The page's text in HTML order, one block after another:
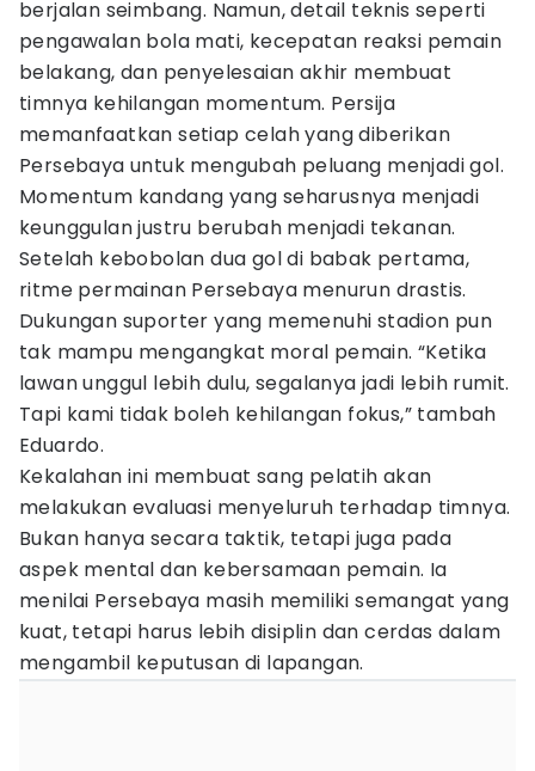
berjalan seimbang. Namun, detail teknis seperti
pengawalan bola mati, kecepatan reaksi pemain
belakang, dan penyelesaian akhir membuat
timnya kehilangan momentum. Persija
memanfaatkan setiap celah yang diberikan
Persebaya untuk mengubah peluang menjadi gol.
Momentum kandang yang seharusnya menjadi
keunggulan justru berubah menjadi tekanan.
Setelah kebobolan dua gol di babak pertama,
ritme permainan Persebaya menurun drastis.
Dukungan suporter yang memenuhi stadion pun
tak mampu mengangkat moral pemain. “Ketika
lawan unggul lebih dulu, segalanya jadi lebih rumit.
Tapi kami tidak boleh kehilangan fokus,” tambah
Eduardo.
Kekalahan ini membuat sang pelatih akan
melakukan evaluasi menyeluruh terhadap timnya.
Bukan hanya secara taktik, tetapi juga pada
aspek mental dan kebersamaan pemain. Ia
menilai Persebaya masih memiliki semangat yang
kuat, tetapi harus lebih disiplin dan cerdas dalam
mengambil keputusan di lapangan.